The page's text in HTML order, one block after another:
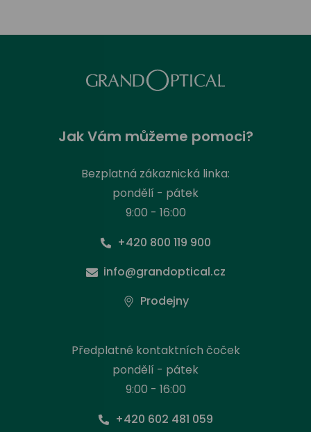
Jak Vám můžeme pomoci?
Bezplatná zákaznická linka:
pondělí - pátek
9:00 - 16:00
+420 800 119 900
info@grandoptical.cz
Prodejny
Předplatné kontaktních čoček
pondělí - pátek
9:00 - 16:00
+420 602 481 059